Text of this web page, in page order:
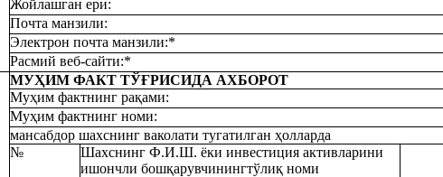
Жойлашган ери:
Почта манзили:
Электрон почта манзили:*
Расмий веб-сайти:*
МУҲИМ ФАКТ ТЎҒРИСИДА АХБОРОТ
Муҳим фактнинг рақами:
Муҳим фактнинг номи:
мансабдор шахснинг ваколати тугатилган ҳолларда
№
Шахснинг Ф.И.Ш. ёки инвестиция активларини
ишончли бошқарувчинингтўлиқ номи